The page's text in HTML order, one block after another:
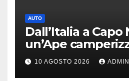
AUTO
Dall’Italia a Capo
un’Ape
l’incredibile
Francesco
10 AGOSTO 2026 ADMIN